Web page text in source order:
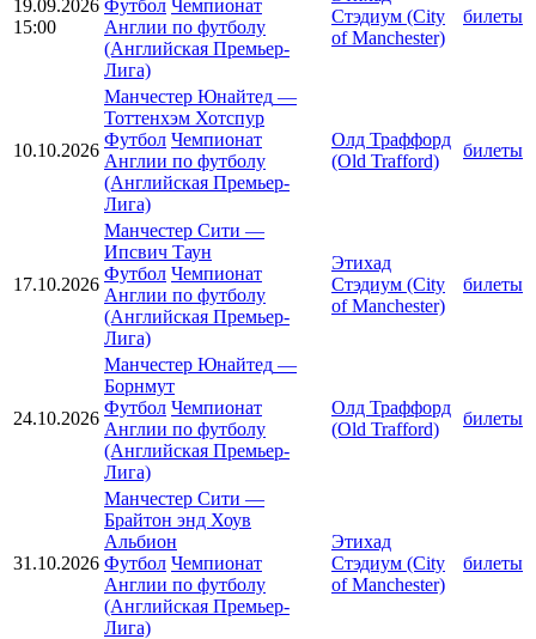
19.09.2026
15:00
Футбол Чемпионат
Англии по футболу
(Английская Премьер-
Лига)
Стэдиум (City
of Manchester)
билеты
10.10.2026
Манчестер Юнайтед —
Тоттенхэм Хотспур
Футбол Чемпионат
Англии по футболу
(Английская Премьер-
Лига)
Олд Траффорд
(Old Trafford)
билеты
17.10.2026
Манчестер Сити —
Ипсвич Таун
Футбол Чемпионат
Англии по футболу
(Английская Премьер-
Лига)
Этихад
Стэдиум (City
of Manchester)
билеты
24.10.2026
Манчестер Юнайтед —
Борнмут
Футбол Чемпионат
Англии по футболу
(Английская Премьер-
Лига)
Олд Траффорд
(Old Trafford)
билеты
31.10.2026
Манчестер Сити —
Брайтон энд Хоув
Альбион
Футбол Чемпионат
Англии по футболу
(Английская Премьер-
Лига)
Этихад
Стэдиум (City
of Manchester)
билеты